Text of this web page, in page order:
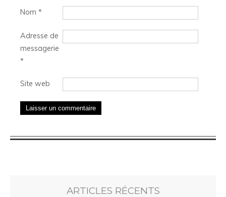
Nom *
Adresse de
messagerie
*
Site web
ARTICLES RÉCENTS